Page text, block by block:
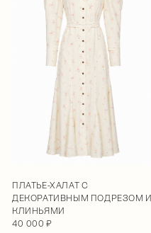
ПЛАТЬЕ-ХАЛАТ С
ДЕКОРАТИВНЫМ ПОДРЕЗОМ И
КЛИНЬЯМИ
40 000 ₽